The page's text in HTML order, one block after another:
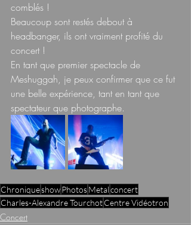
comblés !
Beaucoup sont restés debout à
headbanger, ils ont vraiment profité du
concert !
En tant que premier spectacle de
Meshuggah, je peux confirmer que ce fut
une belle expérience, tant en tant que
spectateur que photographe.
ChroniqueshowPhotosMetalconcert
Charles-Alexandre TourchotCentre Vidéotron
Concert